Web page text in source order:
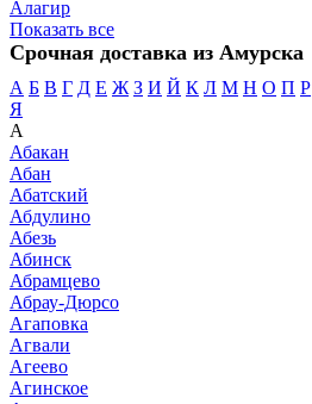
Алагир
Показать все
Срочная доставка из Амурска
А Б В Г Д Е Ж З И Й К Л М Н О П Р
Я
А
Абакан
Абан
Абатский
Абдулино
Абезь
Абинск
Абрамцево
Абрау-Дюрсо
Агаповка
Агвали
Агеево
Агинское